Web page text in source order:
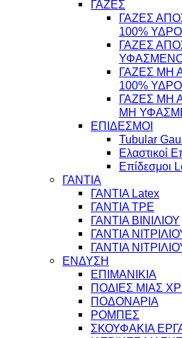
ΓΑΖΕΣ
ΓΑΖΕΣ
100%
ΓΑΖΕΣ
ΥΦΑΣΜΕΝΟ
ΓΑΖΕΣ ΜΗ
100%
ΓΑΖΕΣ ΜΗ
ΜΗ
ΕΠΙΔΕΣΜΟΙ
Tubular
Ελαστικοί
Επίδεσμοι
ΓΑΝΤΙΑ
ΓΑΝΤΙΑ Latex
ΓΑΝΤΙΑ TPE
ΓΑΝΤΙΑ ΒΙΝΙΛΙΟΥ
ΓΑΝΤΙΑ
ΓΑΝΤΙΑ
ΕΝΔΥΣΗ
ΕΠΙΜΑΝΙΚΙΑ
ΠΟΔΙΕΣ ΜΙΑΣ
ΠΟΔΟΝΑΡΙΑ
ΡΟΜΠΕΣ
ΣΚΟΥΦΑΚΙΑ